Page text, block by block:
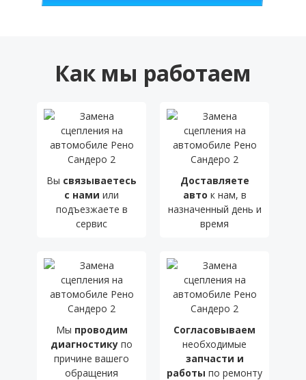
Как мы работаем
Вы связываетесь
с нами или
подъезжаете в
сервис
Доставляете
авто к нам, в
назначенный день и
время
Мы проводим
диагностику по
причине вашего
обращения
Согласовываем
необходимые
запчасти и
работы по ремонту